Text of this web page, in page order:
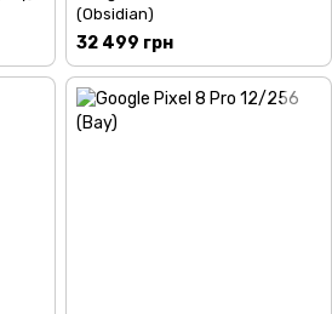
(Obsidian)
32 499 грн